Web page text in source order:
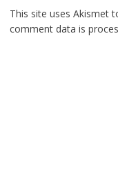
This site uses Akismet
comment data is